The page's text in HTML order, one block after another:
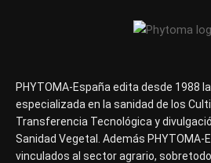
PHYTOMA-España edita desde 1988
especializada en la sanidad de los
Transferencia Tecnológica y
Sanidad Vegetal. Además PHYTOMA-
vinculados al sector agrario,